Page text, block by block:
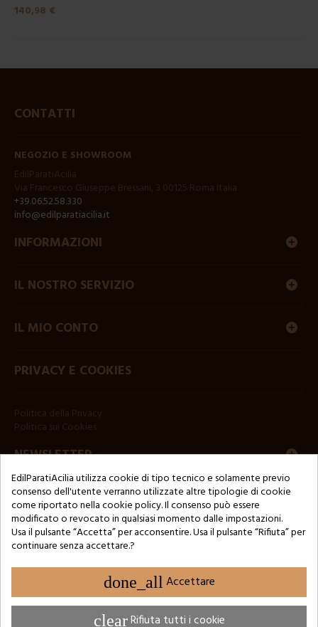
140,98 €
CONTATTI
NEGOZIO E SHOWROOM
+39.06.52.58.330
info@edilparatiacilia.it
INFORMAZIONI
IL NOSTRO SERVIZIO
IL MIO CONTO
PRIVACY E COOKIES
NEWSLETTER
Copyright © 2024 by 3Enne s.r.l.s. P.IVA/C.F.: 13466181008
Numero di iscrizione REA: RM-1449325 - Registro delle Imprese di
Roma
Website Developed by M.Borzacchini - TestSide
EdilParatiAcilia utilizza cookie di tipo tecnico e solamente previo
consenso dell'utente verranno utilizzate altre tipologie di cookie
come riportato nella cookie policy. Il consenso può essere
modificato o revocato in qualsiasi momento dalle impostazioni.
Usa il pulsante “Accetta” per acconsentire. Usa il pulsante “Rifiuta” per
continuare senza accettare.?
done_all Accettare
clearRifiuta tutti i cookie